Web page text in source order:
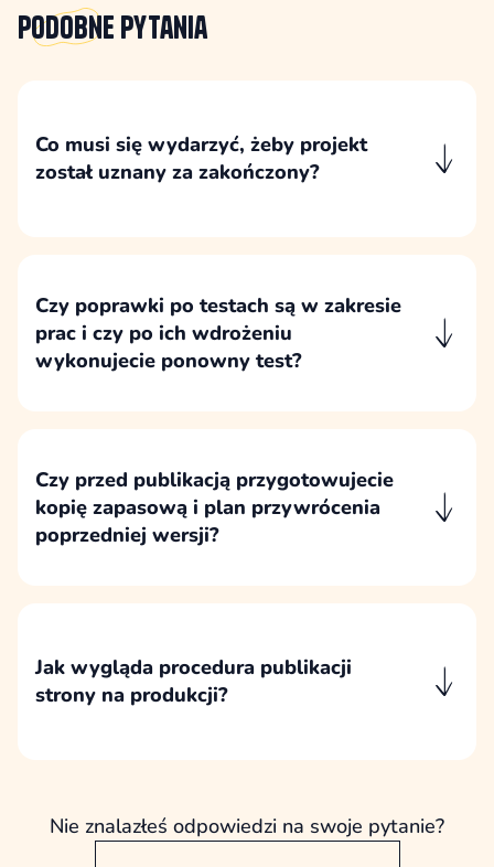
Podobne pytania
Co musi się wydarzyć, żeby projekt
został uznany za zakończony?
klienta.
Czy poprawki po testach są w zakresie
prac i czy po ich wdrożeniu
wykonujecie ponowny test?
Po ich wdrożeniu ponownie weryfikujemy
poprawione elementy.
Czy przed publikacją przygotowujecie
kopię zapasową i plan przywrócenia
poprzedniej wersji?
Jak wygląda procedura publikacji
strony na produkcji?
strony.
Nie znalazłeś odpowiedzi na swoje pytanie?